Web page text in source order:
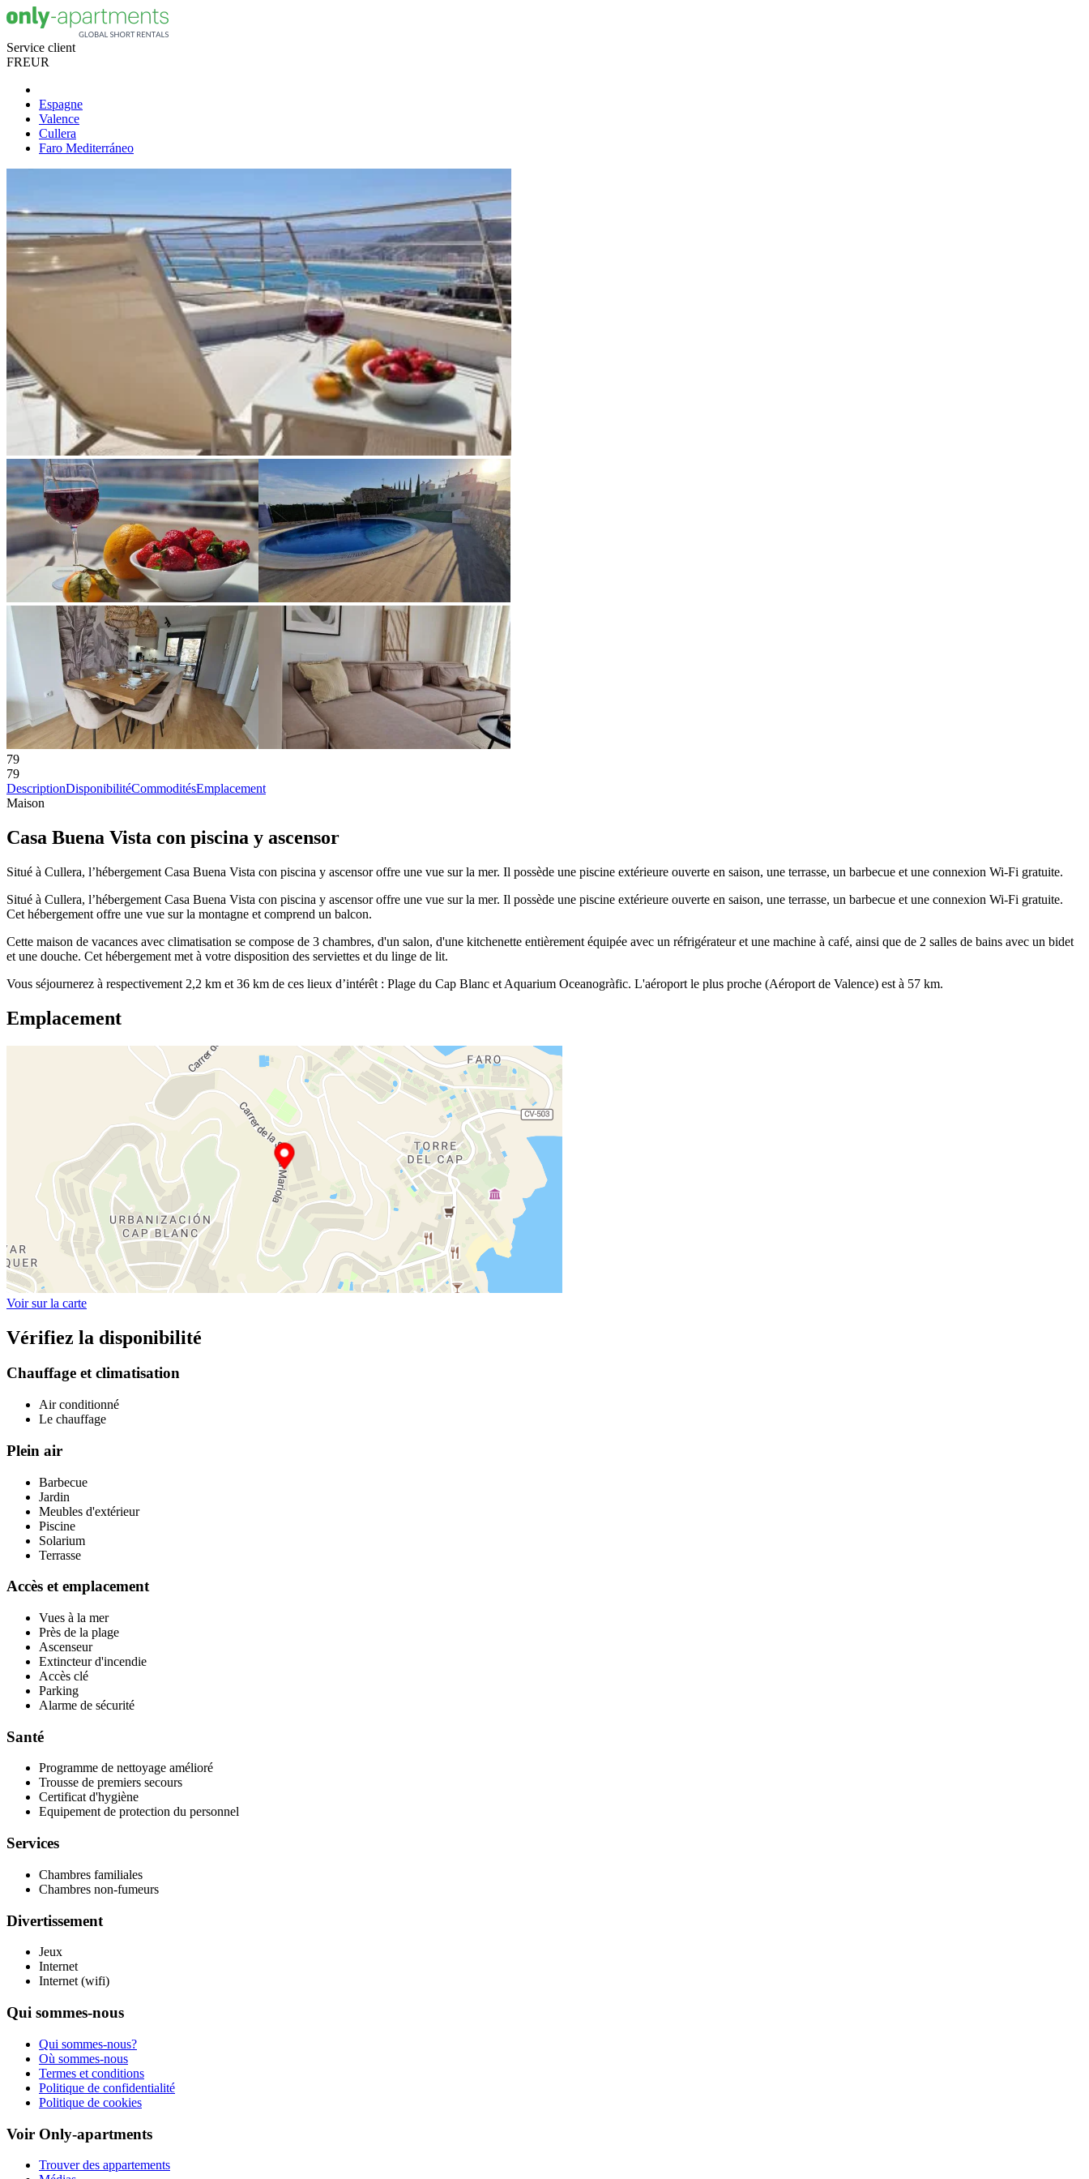
Service client
FREUR
Espagne
Valence
Cullera
Faro Mediterráneo
79
79
DescriptionDisponibilitéCommoditésEmplacement
Maison
Casa Buena Vista con piscina y ascensor
Situé à Cullera, l’hébergement Casa Buena Vista con piscina y ascensor offre une vue sur la mer. Il possède une piscine extérieure ouverte en saison, une terrasse, un barbecue et une connexion Wi-Fi gratuite.
Situé à Cullera, l’hébergement Casa Buena Vista con piscina y ascensor offre une vue sur la mer. Il possède une piscine extérieure ouverte en saison, une terrasse, un barbecue et une connexion Wi-Fi gratuite.
Cet hébergement offre une vue sur la montagne et comprend un balcon.
Cette maison de vacances avec climatisation se compose de 3 chambres, d'un salon, d'une kitchenette entièrement équipée avec un réfrigérateur et une machine à café, ainsi que de 2 salles de bains avec un bidet
et une douche. Cet hébergement met à votre disposition des serviettes et du linge de lit.
Vous séjournerez à respectivement 2,2 km et 36 km de ces lieux d’intérêt : Plage du Cap Blanc et Aquarium Oceanogràfic. L'aéroport le plus proche (Aéroport de Valence) est à 57 km.
Emplacement
Voir sur la carte
Vérifiez la disponibilité
Chauffage et climatisation
Air conditionné
Le chauffage
Plein air
Barbecue
Jardin
Meubles d'extérieur
Piscine
Solarium
Terrasse
Accès et emplacement
Vues à la mer
Près de la plage
Ascenseur
Extincteur d'incendie
Accès clé
Parking
Alarme de sécurité
Santé
Programme de nettoyage amélioré
Trousse de premiers secours
Certificat d'hygiène
Equipement de protection du personnel
Services
Chambres familiales
Chambres non-fumeurs
Divertissement
Jeux
Internet
Internet (wifi)
Qui sommes-nous
Qui sommes-nous?
Où sommes-nous
Termes et conditions
Politique de confidentialité
Politique de cookies
Voir Only-apartments
Trouver des appartements